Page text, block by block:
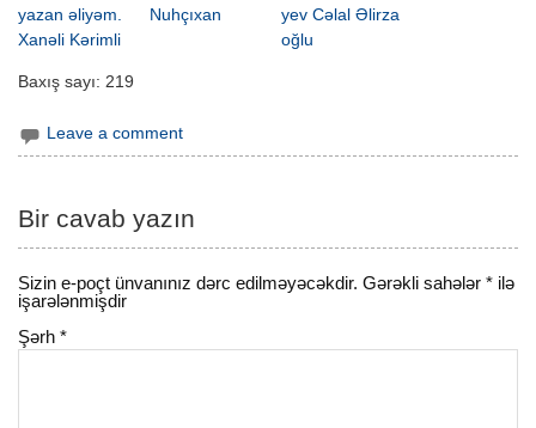
yazan əliyəm.
Xanəli Kərimli
Nuhçıxan
yev Cə­lal Əlir­za
oğ­lu
Baxış sayı: 219
Leave a comment
Bir cavab yazın
Sizin e-poçt ünvanınız dərc edilməyəcəkdir. Gərəkli sahələr* ilə
işarələnmişdir
Şərh*